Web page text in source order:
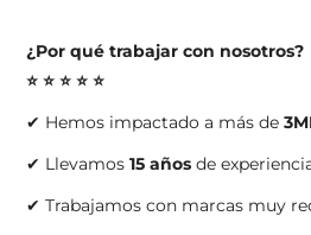
¿Por qué trabajar con nosotros?
⭐ ⭐ ⭐ ⭐ ⭐
✔ Hemos impactado a más de
✔ Llevamos15 años de
✔ Trabajamos con marcas muy